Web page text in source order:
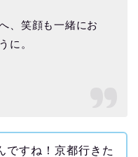
、笑顔も一緒にお
に。
ですね！京都行きた